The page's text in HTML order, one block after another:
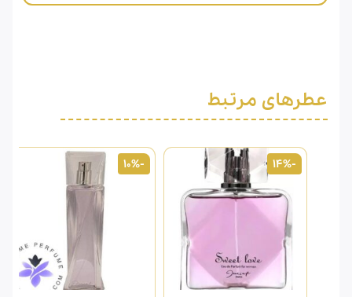
عطرهای مرتبط
-14%
-10%